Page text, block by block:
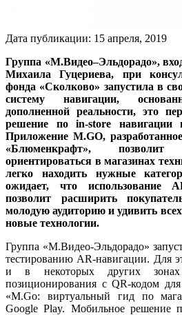
Дата публикации: 15 апреля, 2019
Группа «М.Видео–Эльдорадо»,
Михаила Гуцериева, при
фонда «Сколково» запустила в
систему навигации,
дополненной реальности, это
решение по in-store навигации
Приложение M.GO,
«Блюменкрафт»,
ориентироваться в магазинах
легко находить нужные
ожидает, что использование
позволит расширить
молодую аудиторию и удивить
новые технологии.
Группа «М.Видео-Эльдорадо»
тестированию AR-навигации. Для
и в некоторых других зонах
позиционирования с QR-кодом
«M.Go: виртуальный гид по
Google Play. Мобильное решение